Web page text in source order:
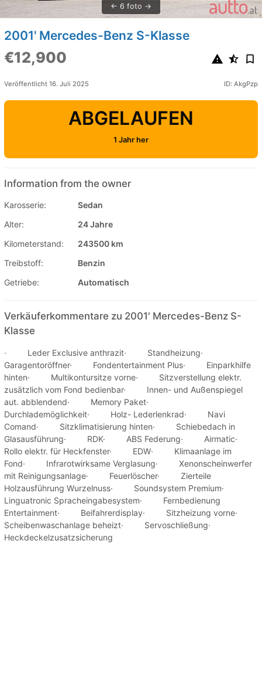
6 foto
2001' Mercedes-Benz S-Klasse
€12,900
Veröffentlicht 16. Juli 2025 ID: AkgPzp
ABGELAUFEN
1 Jahr her
Information from the owner
Karosserie:
Sedan
Alter:
24 Jahre
Kilometerstand:
243500 km
Treibstoff:
Benzin
Getriebe:
Automatisch
Verkäuferkommentare zu 2001' Mercedes-Benz S-
Klasse
· Leder Exclusive anthrazit· Standheizung·
Garagentoröffner· Fondentertainment Plus· Einparkhilfe
hinten· Multikontursitze vorne· Sitzverstellung elektr.
zusätzlich vom Fond bedienbar· Innen- und Außenspiegel
aut. abblendend· Memory Paket·
Durchlademöglichkeit· Holz- Lederlenkrad· Navi
Comand· Sitzklimatisierung hinten· Schiebedach in
Glasausführung· RDK· ABS Federung· Airmatic·
Rollo elektr. für Heckfenster· EDW· Klimaanlage im
Fond· Infrarotwirksame Verglasung· Xenonscheinwerfer
mit Reinigungsanlage· Feuerlöscher· Zierteile
Holzausführung Wurzelnuss· Soundsystem Premium·
Linguatronic Spracheingabesystem· Fernbedienung
Entertainment· Beifahrerdisplay· Sitzheizung vorne·
Scheibenwaschanlage beheizt· Servoschließung·
Heckdeckelzusatzsicherung